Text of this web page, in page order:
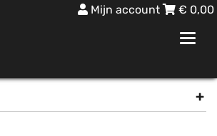
Mijn account € 0,00
+